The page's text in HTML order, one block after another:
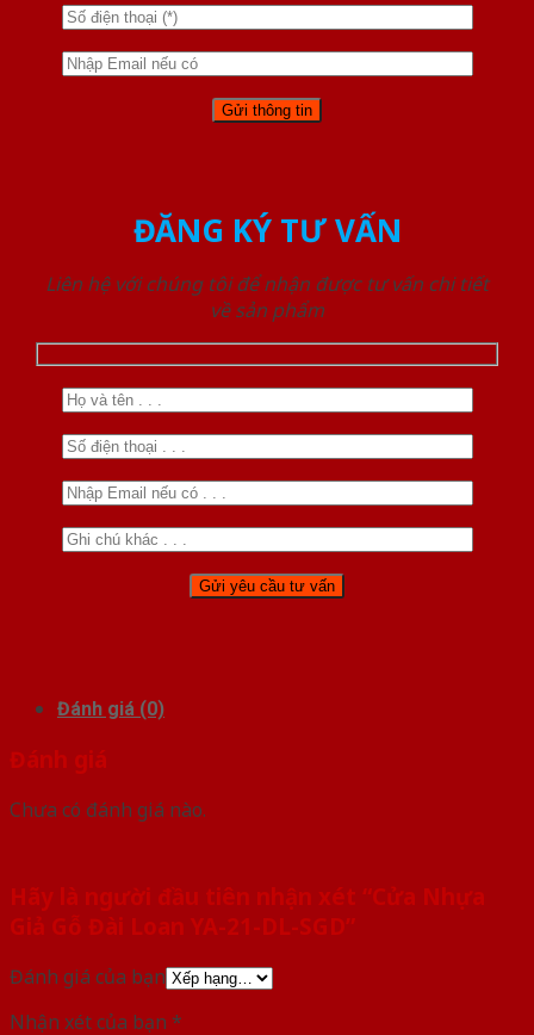
ĐĂNG KÝ TƯ VẤN
Liên hệ với chúng tôi để nhận được tư vấn chi tiết
về sản phẩm
Đánh giá (0)
Đánh giá
Chưa có đánh giá nào.
Hãy là người đầu tiên nhận xét “Cửa Nhựa
Giả Gỗ Đài Loan YA-21-DL-SGD”
Đánh giá của bạn
Nhận xét của bạn *